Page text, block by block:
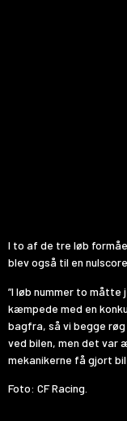
I to af de tre løb
blev også til en nulscore.
”I løb nummer to måtte
kæmpede med en
bagfra, så vi begge
ved bilen, men det var
mekanikerne få gjort
Foto: CF Racing.